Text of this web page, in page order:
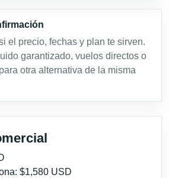
el precio, fechas y plan te sirven.
garantizado, vuelos directos o
otra alternativa de la misma
$1,580 USD